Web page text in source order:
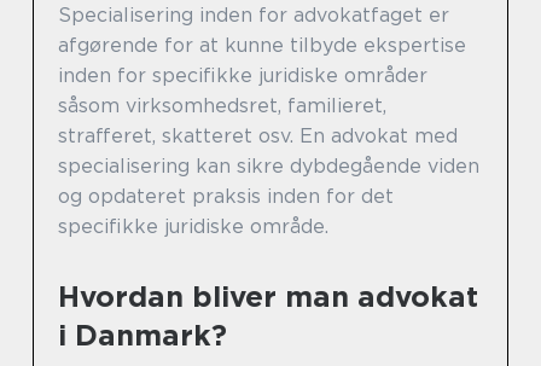
Specialisering inden for advokatfaget er
afgørende for at kunne tilbyde ekspertise
inden for specifikke juridiske områder
såsom virksomhedsret, familieret,
strafferet, skatteret osv. En advokat med
specialisering kan sikre dybdegående viden
og opdateret praksis inden for det
specifikke juridiske område.
Hvordan bliver man advokat
i Danmark?